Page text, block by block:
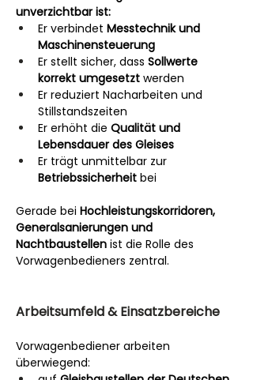
unverzichtbar ist:
Er verbindet Messtechnik und
Maschinensteuerung
Er stellt sicher, dass Sollwerte
korrekt umgesetzt werden
Er reduziert Nacharbeiten und
Stillstandszeiten
Er erhöht die Qualität und
Lebensdauer des Gleises
Er trägt unmittelbar zur
Betriebssicherheit bei
Gerade bei Hochleistungskorridoren,
Generalsanierungen und
Nachtbaustellen ist die Rolle des
Vorwagenbedieners zentral.
Arbeitsumfeld & Einsatzbereiche
Vorwagenbediener arbeiten
überwiegend: